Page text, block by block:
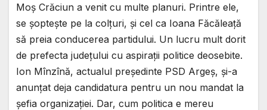
Moș Crăciun a venit cu multe planuri. Printre ele,
se șoptește pe la colțuri, și cel ca Ioana Făcăleață
să preia conducerea partidului. Un lucru mult dorit
de prefecta județului cu aspirații politice deosebite.
Ion Mînzînă, actualul președinte PSD Argeș, și-a
anunțat deja candidatura pentru un nou mandat la
șefia organizației. Dar, cum politica e mereu